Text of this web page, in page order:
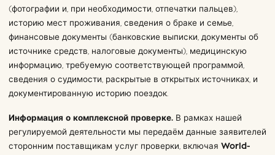
(фотографии и, при необходимости, отпечатки пальцев),
историю мест проживания, сведения о браке и семье,
финансовые документы (банковские выписки, документы об
источнике средств, налоговые документы), медицинскую
информацию, требуемую соответствующей программой,
сведения о судимости, раскрытые в открытых источниках, и
документированную историю поездок.
Информация о комплексной проверке.В рамках нашей
регулируемой деятельности мы передаём данные заявителей
сторонним поставщикам услуг проверки, включая World-